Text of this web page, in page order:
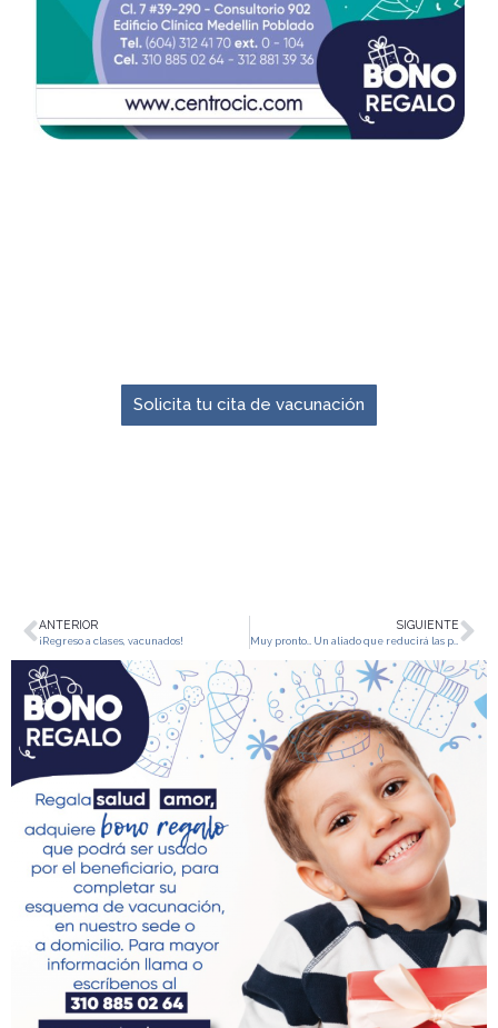
Solicita tu cita de vacunación
ANTERIOR
¡Regreso a clases, vacunados!
SIGUIENTE
Muy pronto… Un aliado que reducirá las probabilidades de influenza!